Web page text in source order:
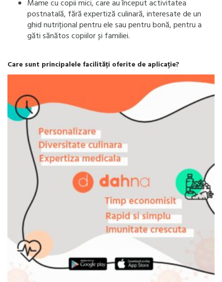
Mame cu copii mici, care au început activitatea
postnatală, fără expertiză culinară, interesate de un
ghid nutrițional pentru ele sau pentru bonă, pentru a
găti sănătos copiilor și familiei.
Care sunt principalele facilități oferite de aplicație?